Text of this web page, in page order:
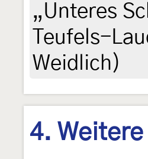
„Unteres
Teufels-
Weidlich)
4.